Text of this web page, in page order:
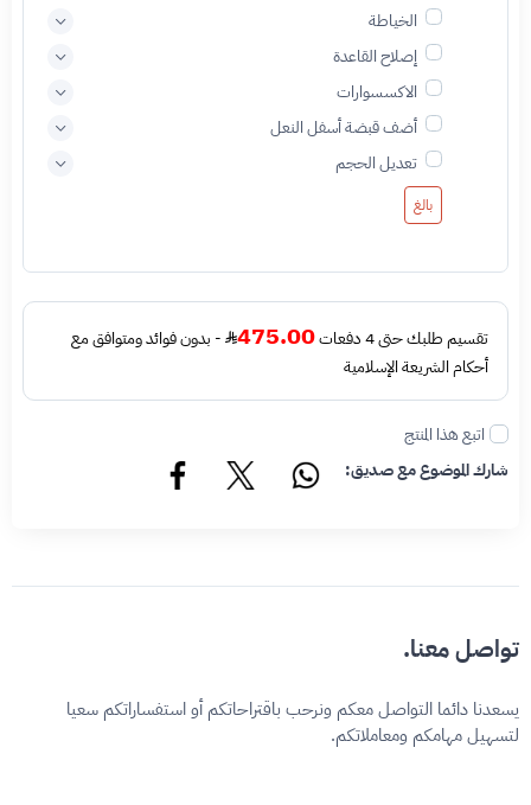
الخياطة
إصلاح القاعدة
الاكسسوارات
أضف قبضة أسفل النعل
تعديل الحجم
بالغ
تقسيم طلبك حتى 4 دفعات 475.00
- بدون فوائد ومتوافق مع
أحكام الشريعة الإسلامية
اتبع هذا المنتج
شارك الموضوع مع صديق:
تواصل معنا.
يسعدنا دائما التواصل معكم ونرحب باقتراحاتكم أو استفساراتكم سعيا
لتسهيل مهامكم ومعاملاتكم.